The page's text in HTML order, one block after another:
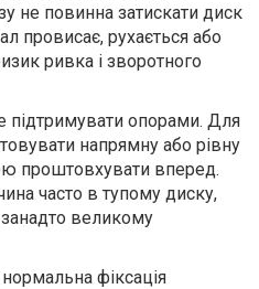
не повинна затискати диск
провисає, рухається або
ривка і зворотного
опорами. Для
напрямну або рівну
проштовхувати вперед.
часто в тупому диску,
занадто великому
фіксація